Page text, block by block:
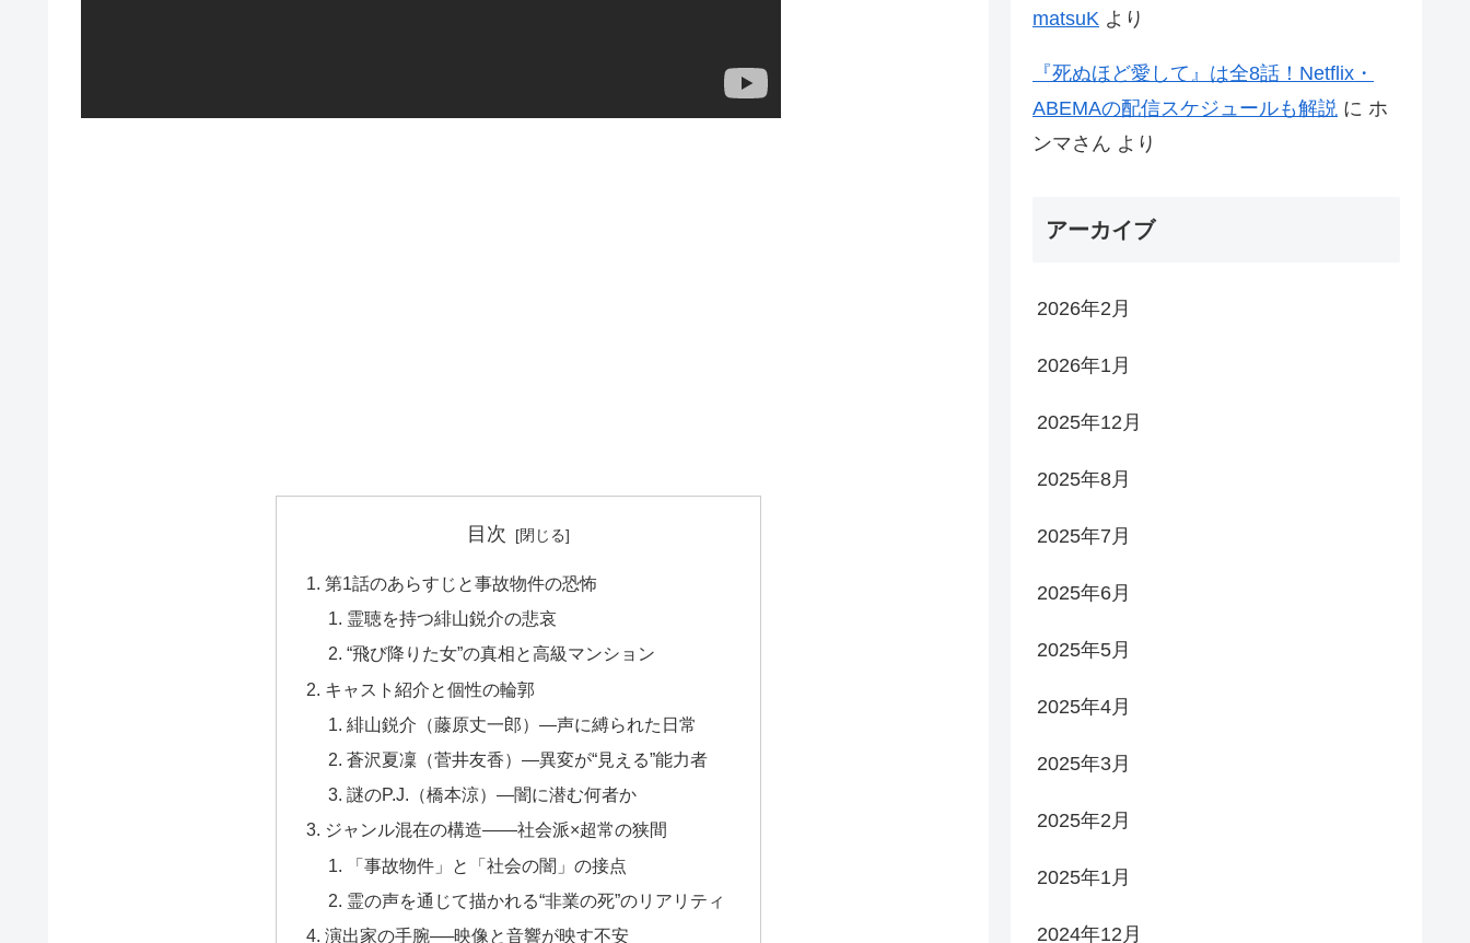
目次
第1話のあらすじと事故物件の恐怖
霊聴を持つ緋山鋭介の悲哀
“飛び降りた女”の真相と高級マンション
キャスト紹介と個性の輪郭
緋山鋭介（藤原丈一郎）—声に縛られた日常
蒼沢夏凜（菅井友香）—異変が“見える”能力者
謎のP.J.（橋本涼）—闇に潜む何者か
ジャンル混在の構造——社会派×超常の狭間
「事故物件」と「社会の闇」の接点
霊の声を通じて描かれる“非業の死”のリアリティ
演出家の手腕──映像と音響が映す不安
matsuK より
『死ぬほど愛して』は全8話！Netflix・
ABEMAの配信スケジュールも解説 に ホ
ンマさん より
アーカイブ
2026年2月
2026年1月
2025年12月
2025年8月
2025年7月
2025年6月
2025年5月
2025年4月
2025年3月
2025年2月
2025年1月
2024年12月